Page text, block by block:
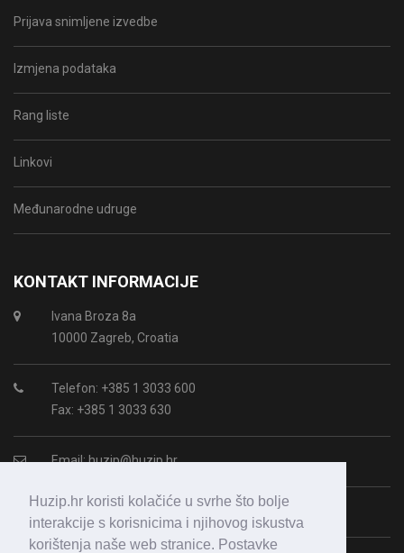
Huzip.hr koristi kolačiće u svrhe što bolje
interakcije s korisnicima i njihovog iskustva
korištenja naše web stranice. Postavke
Prijava snimljene izvedbe
Izmjena podataka
Rang liste
Linkovi
Međunarodne udruge
KONTAKT INFORMACIJE
Ivana Broza 8a
10000 Zagreb, Croatia
Telefon: +385 1 3033 600
Fax: +385 1 3033 630
Email:huzip@huzip.hr
OIB: 43987938364